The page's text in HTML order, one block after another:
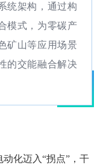
统架构，通过构
模式，为零碳产
矿山等应用场景
的交能融合解决
化迈入“拐点”，干